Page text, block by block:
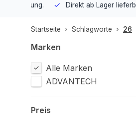
Direkt ab Lager lieferbar
Startseite Schlagworte 26
Marken
Alle Marken
ADVANTECH
Preis